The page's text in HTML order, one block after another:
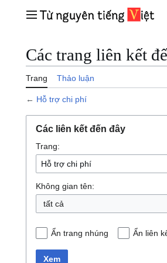
Trình đơn chính
Các trang liên kết
Trang Thảo luận
← Hỗ trợ chi phí
Các liên kết đến đây
Trang:
Không gian tên:
tất cả
Ẩn trang nhúng Ẩn liên
Xem